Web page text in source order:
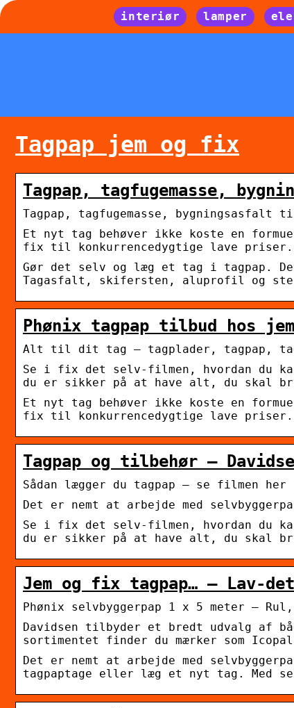
interiør lamper
Tagpap jem og fix
Tagpap, tagfugemasse,
Tagpap, tagfugemasse,
Et nyt tag behøver ikke koste en
fix til konkurrencedygtige lave priser.
Gør det selv og læg et tag i tagpap.
Tagasfalt, skifersten, aluprofil og
Phønix tagpap tilbud hos
Alt til dit tag – tagplader, tagpap,
Se i fix det selv-filmen, hvordan du
du er sikker på at have alt, du skal
Et nyt tag behøver ikke koste en
fix til konkurrencedygtige lave priser.
Tagpap og tilbehør –
Sådan lægger du tagpap – se filmen
Det er nemt at arbejde med
Se i fix det selv-filmen, hvordan du
du er sikker på at have alt, du skal
Jem og fix tagpap… – Lav-
Phønix selvbyggerpap 1 x 5 meter –
Davidsen tilbyder et bredt udvalg af
sortimentet finder du mærker som
Det er nemt at arbejde med
tagpaptage eller læg et nyt tag. Med